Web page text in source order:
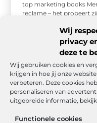
Wij
privacy
deze te
Wij gebruiken cookies en
krijgen in hoe jij onze
verbeteren. Deze cookies
personaliseren van
uitgebreide informatie, bekijk
Functionele cookies
top marketing books
reclame – het probeert